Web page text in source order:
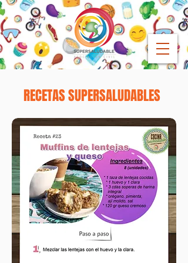
RECETAS SUPERSALUDABLES